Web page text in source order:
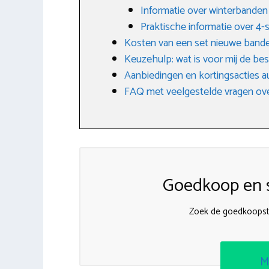
Informatie over winterbanden
Praktische informatie over
Kosten van een set nieuwe
Keuzehulp: wat is voor mij de
Aanbiedingen en kortingsacties
FAQ met veelgestelde vragen
Goedkoop en
Zoek de